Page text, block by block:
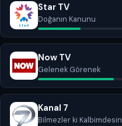
Star TV
Doğanın Kanunu
Now TV
Gelenek Görenek
Kanal 7
Bilmezler ki Kalbimdesin